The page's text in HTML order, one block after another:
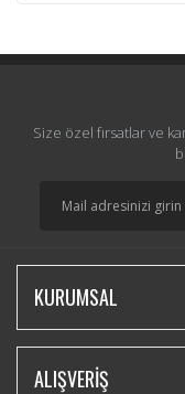
Size özel fırsatlar ve
KURUMSAL
ALIŞVERİŞ